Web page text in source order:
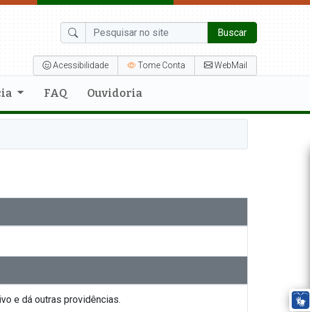
Buscar
Acessibilidade Tome Conta WebMail
FAQ Ouvidoria
e dá outras providências.